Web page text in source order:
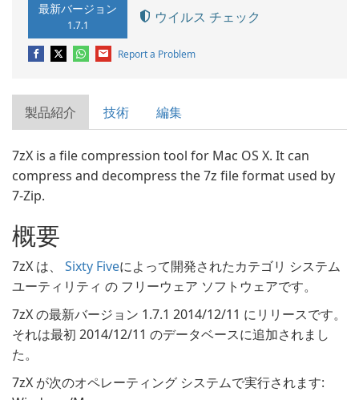
最新バージョン
1.7.1 ウイルス チェック
Report a Problem
製品紹介 技術 編集
7zX is a file compression tool for Mac OS X. It can
compress and decompress the 7z file format used by
7-Zip.
概要
7zX は、 Sixty Fiveによって開発されたカテゴリ システム
ユーティリティ の フリーウェア ソフトウェアです。
7zX の最新バージョン 1.7.1 2014/12/11 にリリースです。
それは最初 2014/12/11 のデータベースに追加されまし
た。
7zX が次のオペレーティング システムで実行されます: